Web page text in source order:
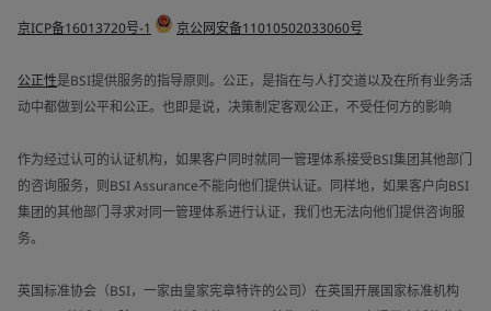
京ICP备16013720号-1 京公网安备11010502033060号
公正性是BSI提供服务的指导原则。公正，是指在与人打交道以及在所有业务活
动中都做到公平和公正。也即是说，决策制定客观公正，不受任何方的影响
作为经过认可的认证机构，如果客户同时就同一管理体系接受BSI集团其他部门
的咨询服务，则BSI Assurance不能向他们提供认证。同样地，如果客户向BSI
集团的其他部门寻求对同一管理体系进行认证，我们也无法向他们提供咨询服
务。
英国标准协会（BSI，一家由皇家宪章特许的公司）在英国开展国家标准机构